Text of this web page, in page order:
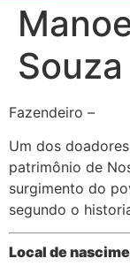
Souza
Fazendeiro –
Um dos
patrimônio de
surgimento do
segundo o
Local de